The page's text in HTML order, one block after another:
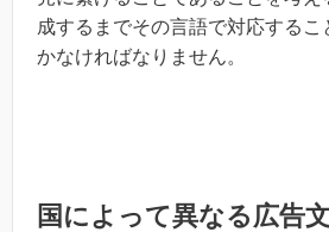
成するまでその言語で対応する
かなければなりません。
国によって異なる広告